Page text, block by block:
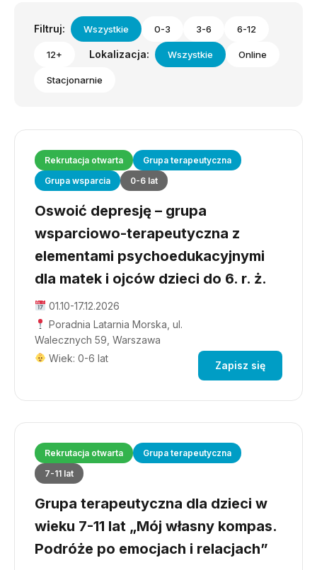
Filtruj: Wszystkie 0-3 3-6 6-12
12+ Lokalizacja: Wszystkie Online
Stacjonarnie
Rekrutacja otwarta
Grupa terapeutyczna
Grupa wsparcia
0-6 lat
Oswoić depresję – grupa
wsparciowo-terapeutyczna z
elementami psychoedukacyjnymi
dla matek i ojców dzieci do 6. r. ż.
01.10-17.12.2026
Poradnia Latarnia Morska, ul.
Walecznych 59, Warszawa
Wiek: 0-6 lat
Zapisz się
Rekrutacja otwarta
Grupa terapeutyczna
7-11 lat
Grupa terapeutyczna dla dzieci w
wieku 7-11 lat „Mój własny kompas.
Podróże po emocjach i relacjach”